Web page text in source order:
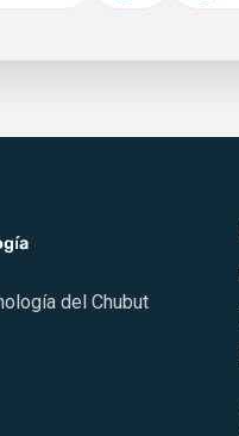
del Chubut